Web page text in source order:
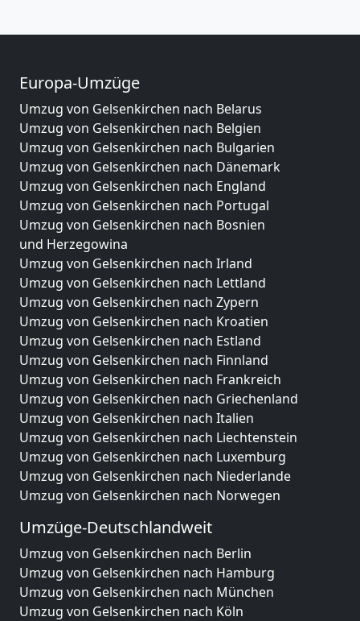
Europa-Umzüge
Umzug von Gelsenkirchen nach Belarus
Umzug von Gelsenkirchen nach Belgien
Umzug von Gelsenkirchen nach Bulgarien
Umzug von Gelsenkirchen nach Dänemark
Umzug von Gelsenkirchen nach England
Umzug von Gelsenkirchen nach Portugal
Umzug von Gelsenkirchen nach Bosnien
und Herzegowina
Umzug von Gelsenkirchen nach Irland
Umzug von Gelsenkirchen nach Lettland
Umzug von Gelsenkirchen nach Zypern
Umzug von Gelsenkirchen nach Kroatien
Umzug von Gelsenkirchen nach Estland
Umzug von Gelsenkirchen nach Finnland
Umzug von Gelsenkirchen nach Frankreich
Umzug von Gelsenkirchen nach Griechenland
Umzug von Gelsenkirchen nach Italien
Umzug von Gelsenkirchen nach Liechtenstein
Umzug von Gelsenkirchen nach Luxemburg
Umzug von Gelsenkirchen nach Niederlande
Umzug von Gelsenkirchen nach Norwegen
Umzüge-Deutschlandweit
Umzug von Gelsenkirchen nach Berlin
Umzug von Gelsenkirchen nach Hamburg
Umzug von Gelsenkirchen nach München
Umzug von Gelsenkirchen nach Köln